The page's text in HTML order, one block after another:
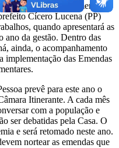
de acompanhamento
Cícero Lucena (PP)
quando apresentará as
ano da gestão. Dentro das
ainda, o acompanhamento
implementação das Emendas
prevê para este ano o
Itinerante. A cada mês
com a população e
ser debatidas pela Casa. O
e será retomado neste ano.
nortear as emendas que